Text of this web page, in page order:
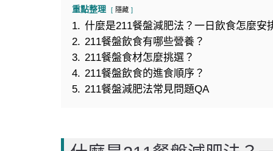
重點整理 隱藏
1. 什麼是211餐盤減肥法？一日飲食怎麼安
2. 211餐盤飲食有哪些營養？
3. 211餐盤食材怎麼挑選？
4. 211餐盤飲食的進食順序？
5. 211餐盤減肥法常見問題QA